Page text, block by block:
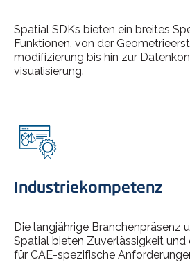
Spatial SDKs bieten ein breites
Funktionen, von der
modifizierung bis hin zur
visualisierung.
Industriekompetenz
Die langjährige Branchenpräsenz
Spatial bieten Zuverlässigkeit und
für CAE-spezifische